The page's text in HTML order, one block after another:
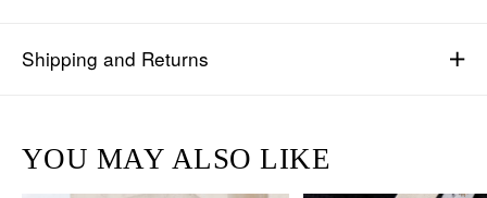
Shipping and Returns
YOU MAY ALSO LIKE